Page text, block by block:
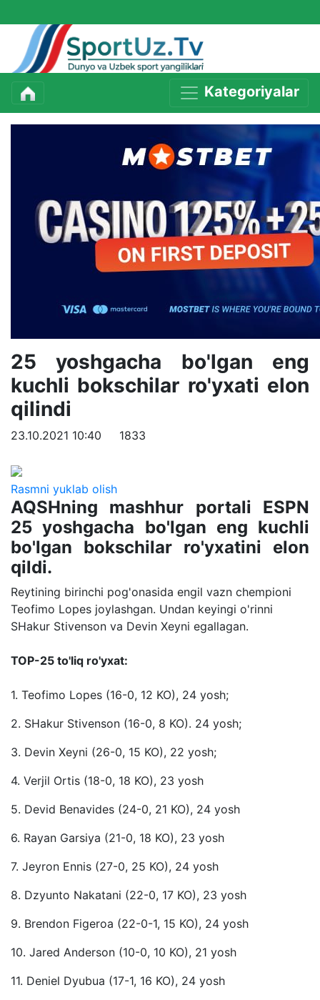
Kategoriyalar
25 yoshgacha bo'lgan eng
kuchli bokschilar ro'yxati elon
qilindi
23.10.2021 10:40 1833
Rasmni yuklab olish
AQSHning mashhur portali ESPN
25 yoshgacha bo'lgan eng kuchli
bo'lgan bokschilar ro'yxatini elon
qildi.
Reytining birinchi pog'onasida engil vazn chempioni
Teofimo Lopes joylashgan. Undan keyingi o'rinni
SHakur Stivenson va Devin Xeyni egallagan.
TOP-25 to'liq ro'yxat:
1. Teofimo Lopes (16-0, 12 KO), 24 yosh;
2. SHakur Stivenson (16-0, 8 KO). 24 yosh;
3. Devin Xeyni (26-0, 15 KO), 22 yosh;
4. Verjil Ortis (18-0, 18 KO), 23 yosh
5. Devid Benavides (24-0, 21 KO), 24 yosh
6. Rayan Garsiya (21-0, 18 KO), 23 yosh
7. Jeyron Ennis (27-0, 25 KO), 24 yosh
8. Dzyunto Nakatani (22-0, 17 KO), 23 yosh
9. Brendon Figeroa (22-0-1, 15 KO), 24 yosh
10. Jared Anderson (10-0, 10 KO), 21 yosh
11. Deniel Dyubua (17-1, 16 KO), 24 yosh